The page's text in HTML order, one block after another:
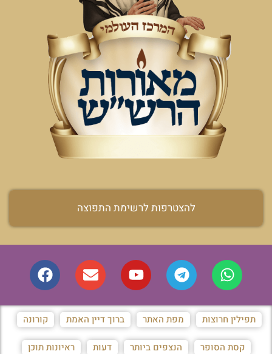
להצטרפות לרשימת התפוצה
תפילין חרוצות מפת האתר ברוך דיין האמת קורונה
קסת הסופר הנצפים ביותר דעות ראיונות תוכן